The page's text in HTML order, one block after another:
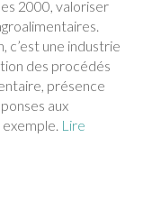
2000, valoriser
c’est une industrie
des procédés
présence
aux
Lire